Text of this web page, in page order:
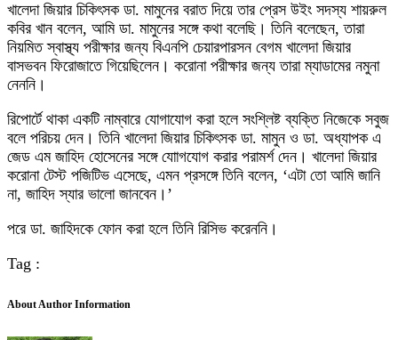
খালেদা জিয়ার চিকিৎসক ডা. মামুনের বরাত দিয়ে তার প্রেস উইং সদস্য শায়রুল
কবির খান বলেন, আমি ডা. মামুনের সঙ্গে কথা বলেছি। তিনি বলেছেন, তারা
নিয়মিত স্বাস্থ্য পরীক্ষার জন্য বিএনপি চেয়ারপারসন বেগম খালেদা জিয়ার
বাসভবন ফিরোজাতে গিয়েছিলেন। করোনা পরীক্ষার জন্য তারা ম্যাডামের নমুনা
নেননি।
রিপোর্টে থাকা একটি নাম্বারে যোগাযোগ করা হলে সংশ্লিষ্ট ব্যক্তি নিজেকে সবুজ
বলে পরিচয় দেন। তিনি খালেদা জিয়ার চিকিৎসক ডা. মামুন ও ডা. অধ্যাপক এ
জেড এম জাহিদ হোসেনের সঙ্গে যোাগযোগ করার পরামর্শ দেন। খালেদা জিয়ার
করোনা টেস্ট পজিটিভ এসেছে, এমন প্রসঙ্গে তিনি বলেন, ‘এটা তো আমি জানি
না, জাহিদ স্যার ভালো জানবেন।’
পরে ডা. জাহিদকে ফোন করা হলে তিনি রিসিভ করেননি।
Tag :
About Author Information